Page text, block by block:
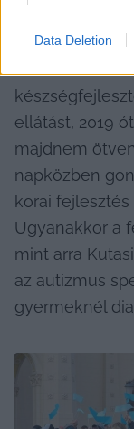
Data Deletion
Autisták
keretein belül
ellátást, 2019
majdnem
napközben
korai
Ugyanakkor a
mint arra
az autizmus
gyermeknél